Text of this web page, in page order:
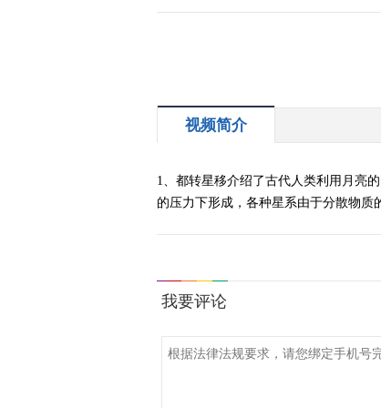
视频简介
1、都转星移介绍了古代人类利用月亮
的压力下形成，各种星系由于分散物质